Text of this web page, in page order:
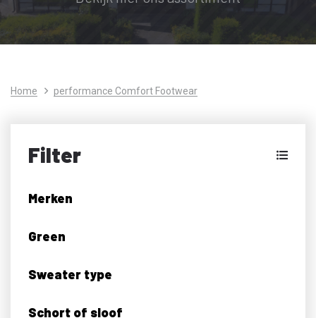
Home performance Comfort Footwear
Filter
Merken
Green
Sweater type
Schort of sloof